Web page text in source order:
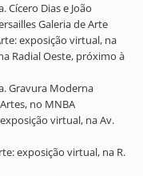
Cícero Dias e João
Galeria de Arte
exposição virtual, na
Radial Oeste, próximo à
Gravura Moderna
no MNBA
virtual, na Av.
exposição virtual, na R.